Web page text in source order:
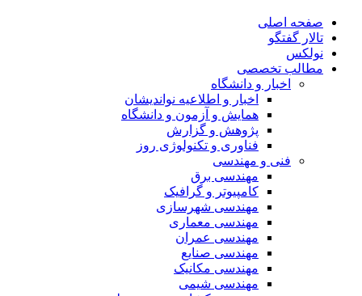
صفحه اصلی
تالار گفتگو
نولکس
مطالب تخصصی
اخبار و دانشگاه
اخبار و اطلاعیه نواندیشان
همایش و آزمون و دانشگاه
پژوهش و گزارش
فناوری و تکنولوژی روز
فنی و مهندسی
مهندسی برق
کامپیوتر و گرافیک
مهندسی شهرسازی
مهندسی معماری
مهندسی عمران
مهندسی صنایع
مهندسی مکانیک
مهندسی شیمی